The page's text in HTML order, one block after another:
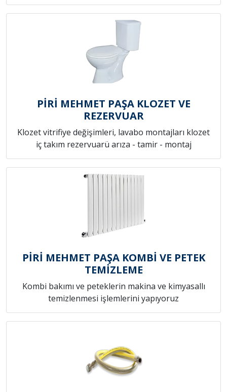
PİRİ MEHMET PAŞA KLOZET VE
REZERVUAR
Klozet vitrifiye değişimleri, lavabo montajları klozet
iç takım rezervuarü arıza - tamir - montaj
PİRİ MEHMET PAŞA KOMBİ VE PETEK
TEMİZLEME
Kombi bakımı ve peteklerin makina ve kimyasallı
temizlenmesi işlemlerini yapıyoruz